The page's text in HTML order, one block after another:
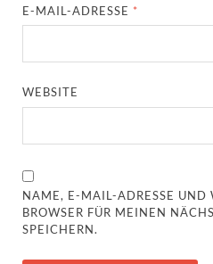
E-MAIL-ADRESSE *
WEBSITE
NAME, E-MAIL-ADRESSE UND
BROWSER FÜR MEINEN
SPEICHERN.